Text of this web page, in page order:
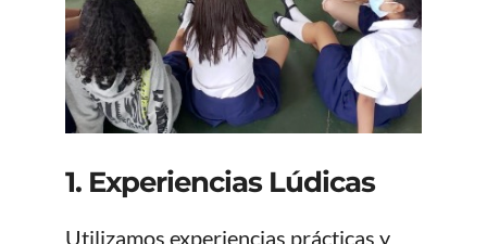
1. Experiencias Lúdicas
Utilizamos experiencias prácticas y